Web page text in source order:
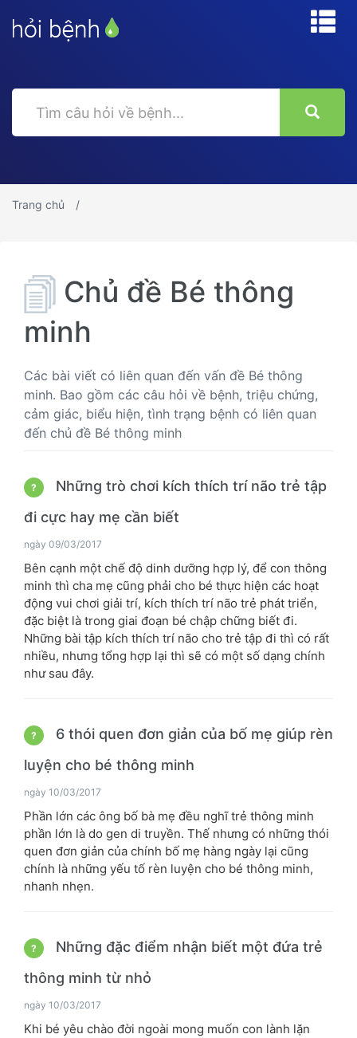
Trang chủ
Chủ đề Bé thông
minh
Các bài viết có liên quan đến vấn đề Bé thông
minh. Bao gồm các câu hỏi về bệnh, triệu chứng,
cảm giác, biểu hiện, tình trạng bệnh có liên quan
đến chủ đề Bé thông minh
?
Những trò chơi kích thích trí não trẻ tập
đi cực hay mẹ cần biết
ngày 09/03/2017
Bên cạnh một chế độ dinh dưỡng hợp lý, để con thông
minh thì cha mẹ cũng phải cho bé thực hiện các hoạt
động vui chơi giải trí, kích thích trí não trẻ phát triển,
đặc biệt là trong giai đoạn bé chập chững biết đi.
Những bài tập kích thích trí não cho trẻ tập đi thì có rất
nhiều, nhưng tổng hợp lại thì sẽ có một số dạng chính
như sau đây.
?
6 thói quen đơn giản của bố mẹ giúp rèn
luyện cho bé thông minh
ngày 10/03/2017
Phần lớn các ông bố bà mẹ đều nghĩ trẻ thông minh
phần lớn là do gen di truyền. Thế nhưng có những thói
quen đơn giản của chính bố mẹ hàng ngày lại cũng
chính là những yếu tố rèn luyện cho bé thông minh,
nhanh nhẹn.
?
Những đặc điểm nhận biết một đứa trẻ
thông minh từ nhỏ
ngày 10/03/2017
Khi bé yêu chào đời ngoài mong muốn con lành lặn